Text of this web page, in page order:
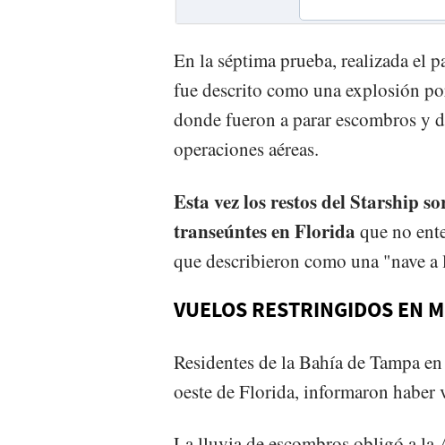
En la séptima prueba, realizada el
fue descrito como una explosión
donde fueron a parar escombros y
operaciones aéreas.
Esta vez los restos del Starship
transeúntes en Florida que no
que describieron como una "nave
VUELOS RESTRINGIDOS EN
Residentes de la Bahía de Tampa
oeste de Florida, informaron